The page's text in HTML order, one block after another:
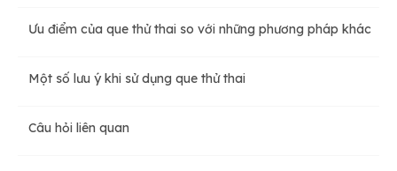
Que thử thai có 2 vạch đậm
Ưu điểm của que thử thai so với những phương pháp khác
Một số lưu ý khi sử dụng que thử thai
Câu hỏi liên quan